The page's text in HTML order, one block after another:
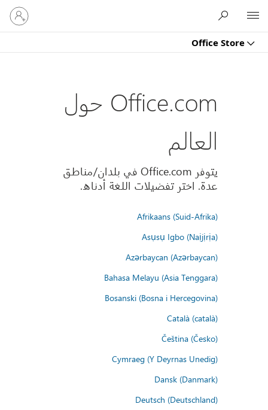
Office Store
تسجيل
الدخول
إلى
Office.com حول
العالم
يتوفر Office.com في بلدان/مناطق
عدة. اختر تفضيلات اللغة أدناه.
Afrikaans (Suid-Afrika)
Asụsụ Igbo (Naịjịrịa)
Azərbaycan (Azərbaycan)
Bahasa Melayu (Asia Tenggara)
Bosanski (Bosna i Hercegovina)
Català (català)
Čeština (Česko)
Cymraeg (Y Deyrnas Unedig)
Dansk (Danmark)
Deutsch (Deutschland)